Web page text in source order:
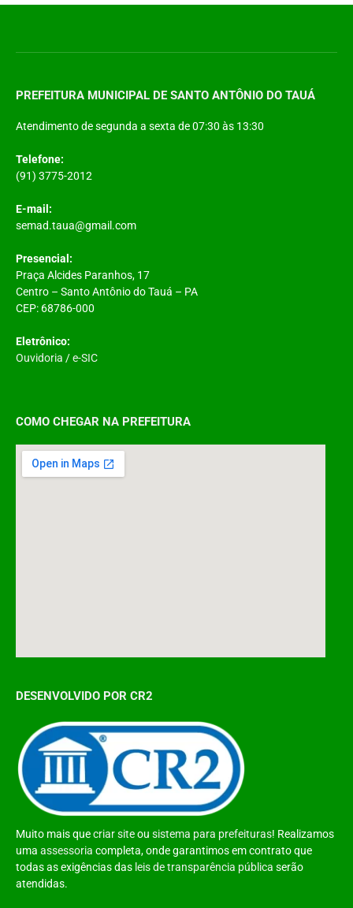
PREFEITURA MUNICIPAL DE SANTO ANTÔNIO DO TAUÁ
Atendimento de segunda a sexta de 07:30 às 13:30
Telefone:
(91) 3775-2012
E-mail:
semad.taua@gmail.com
Presencial:
Praça Alcides Paranhos, 17
Centro – Santo Antônio do Tauá – PA
CEP: 68786-000
Eletrônico:
Ouvidoria /e-SIC
COMO CHEGAR NA PREFEITURA
DESENVOLVIDO POR CR2
Muito mais quecriar siteou sistema para prefeituras! Realizamos
uma assessoria completa, onde garantimos em contrato que
todas as exigências das leis de transparência pública serão
atendidas.